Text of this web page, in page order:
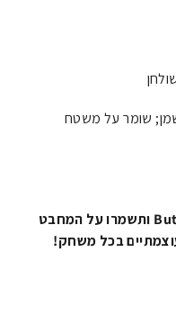
שומר על משטח
הצטיידו בתרסיס ניקוי גומיות Butterfly ותשמרו על המחבט
בכל משחק!